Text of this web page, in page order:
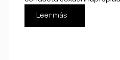
Leer más